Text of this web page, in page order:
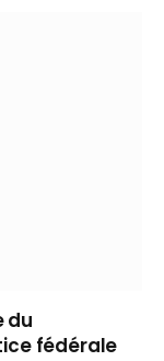
du
fédérale